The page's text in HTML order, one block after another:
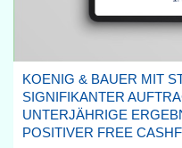
KOENIG & BAUER MIT
SIGNIFIKANTER
UNTERJÄHRIGE
POSITIVER FREE